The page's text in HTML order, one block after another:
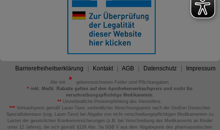
Barrierefreiheitserklärung Kontakt AGB Datenschutz Impressum
Alle mit
gekennzeichneten Felder sind Pflichtangaben.
*inkl. MwSt. Rabatte gelten auf den Apothekenverkaufspreis und nicht für
verschreibungspflichtige Medikamente.
** Unverbindliche Preisempfehlung des Herstellers.
*** Verkaufspreis gemäß Lauer-Taxe; verbindlicher Abrechnungspreis nach der Großen Deutschen
Spezialitätentaxe (sog. Lauer-Taxe) bei Abgabe von nicht verschreibungspflichtigen Medikamenten zu
Lasten der gesetzlichen Krankenversicherungen (z.B. bei Verschreibung des Medikaments an Kinder
unter 12 Jahren), die sich gemäß §129 Abs. 5a SGB V aus dem Abgabepreis des pharmazeutischen